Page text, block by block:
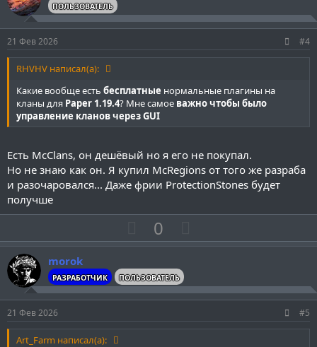
т
в
ы
й
г
л
о
с
т
в
ы
й
г
л
о
с
ПОЛЬЗОВАТЕЛЬ
21 Фев 2026 #4
RHVHV написал(а):
Какие вообще есть бесплатные нормальные плагины на
кланы для Paper 1.19.4? Мне самое важно чтобы было
управление кланов через GUI
Есть McClans, он дешёвый но я его не покупал.
Но не знаю как он. Я купил McRegions от того же разраба
и разочаровался... Даже фрии ProtectionStones будет
получше
П
о
и
т
в
0
е
т
в
morok
РАЗРАБОТЧИК ПОЛЬЗОВАТЕЛЬ
21 Фев 2026 #5
Art_Farm написал(а):